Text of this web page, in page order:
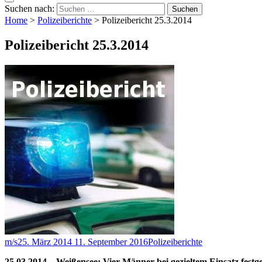
Suchen nach:
Home > Polizeiberichte > Polizeibericht 25.3.2014
Polizeibericht 25.3.2014
m/s25. März 2014 11. September 2016Polizeiberichte